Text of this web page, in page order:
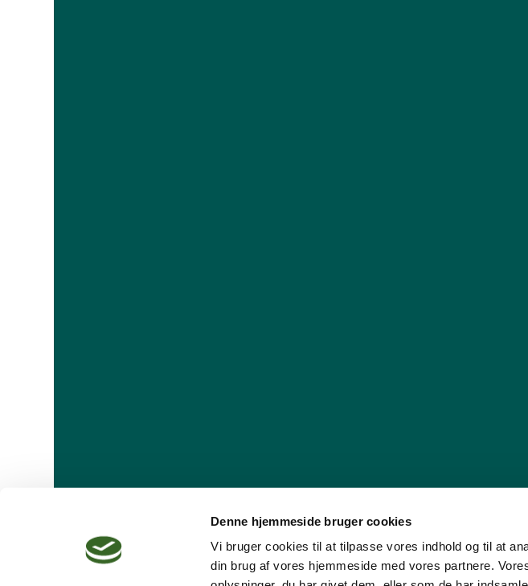
Denne hjemmeside bruger cookies
Vi bruger cookies til at tilpasse vores indhold og til at
din brug af vores hjemmeside med vores partnere.